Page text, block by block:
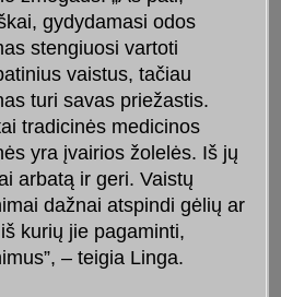
gydydamasi odos
stengiuosi vartoti
vaistus, tačiau
turi savas priežastis.
tradicinės medicinos
yra įvairios žolelės. Iš jų
arbatą ir geri. Vaistų
dažnai atspindi gėlių ar
kurių jie pagaminti,
– teigia Linga.